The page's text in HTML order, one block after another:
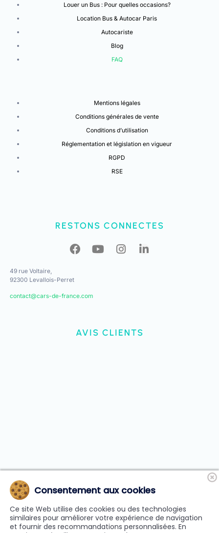
Louer un Bus : Pour quelles occasions?
Location Bus & Autocar Paris
Autocariste
Blog
FAQ
Mentions légales
Conditions générales de vente
Conditions d’utilisation
Réglementation et législation en vigueur
RGPD
RSE
RESTONS CONNECTES
49 rue Voltaire,
92300 Levallois-Perret
contact@cars-de-france.com
AVIS CLIENTS
© Copyright 2009-2026 | Cars de France
Consentement aux cookies
Ce site Web utilise des cookies ou des technologies
similaires pour améliorer votre expérience de navigation
et fournir des recommandations personnalisées. En